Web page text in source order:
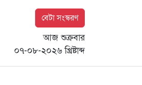
বেটা সংস্করণ
আজ শুক্রবার
০৭-০৮-২০২৬ খ্রিষ্টাব্দ